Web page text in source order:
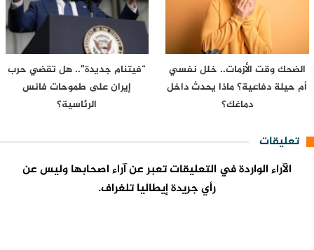
الضحك وقت الأزمات.. خلل نفسي
أم حيلة دفاعية؟ ماذا يحدث داخل
دماغك؟
“فيتنام جديدة”.. هل تقضي حرب
إيران على طموحات فانس
الرئاسية؟
تعليقات
الآراء الواردة في التعليقات تعبر عن آراء اصحابها وليس عن
رأي جريدة إيطاليا تلغراف.